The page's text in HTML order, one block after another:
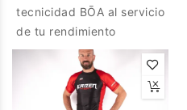
tecnicidad BŌA al servicio
de tu rendimiento